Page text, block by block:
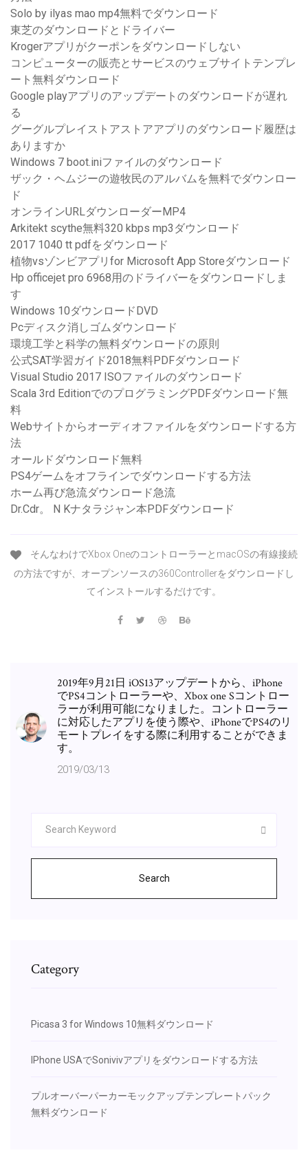
Solo by ilyas mao mp4無料でダウンロード
東芝のダウンロードとドライバー
Krogerアプリがクーポンをダウンロードしない
コンピューターの販売とサービスのウェブサイトテンプレ
ート無料ダウンロード
Google playアプリのアップデートのダウンロードが遅れ
る
グーグルプレイストアストアアプリのダウンロード履歴は
ありますか
Windows 7 boot.iniファイルのダウンロード
ザック・ヘムジーの遊牧民のアルバムを無料でダウンロー
ド
オンラインURLダウンローダーMP4
Arkitekt scythe無料320 kbps mp3ダウンロード
2017 1040 tt pdfをダウンロード
植物vsゾンビアプリfor Microsoft App Storeダウンロード
Hp officejet pro 6968用のドライバーをダウンロードしま
す
Windows 10ダウンロードDVD
Pcディスク消しゴムダウンロード
環境工学と科学の無料ダウンロードの原則
公式SAT学習ガイド2018無料PDFダウンロード
Visual Studio 2017 ISOファイルのダウンロード
Scala 3rd EditionでのプログラミングPDFダウンロード無
料
Webサイトからオーディオファイルをダウンロードする方
法
オールドダウンロード無料
PS4ゲームをオフラインでダウンロードする方法
ホーム再び急流ダウンロード急流
Dr.Cdr。 N Kナタラジャン本PDFダウンロード
そんなわけでXbox OneのコントローラーとmacOSの有線接続
の方法ですが、オープンソースの360Controllerをダウンロードし
てインストールするだけです。
2019年9月21日 iOS13アップデートから、iPhone
でPS4コントローラーや、Xbox one Sコントロー
ラーが利用可能になりました。コントローラー
に対応したアプリを使う際や、iPhoneでPS4のリ
モートプレイをする際に利用することができま
す。
2019/03/13
Search
Category
Picasa 3 for Windows 10無料ダウンロード
IPhone USAでSonivivアプリをダウンロードする方法
プルオーバーパーカーモックアップテンプレートパック
無料ダウンロード